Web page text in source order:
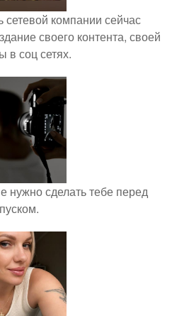
сетевой компании сейчас
своего контента, своей
в соц сетях.
нужно сделать тебе перед